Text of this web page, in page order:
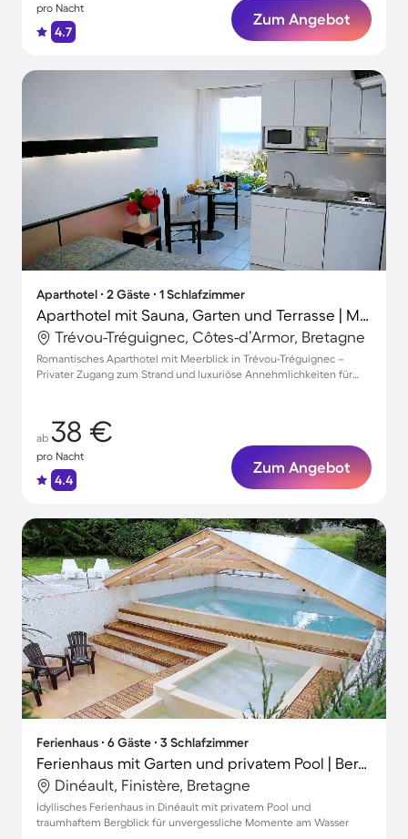
pro Nacht
4.7
Zum Angebot
Aparthotel ∙ 2 Gäste ∙ 1 Schlafzimmer
Aparthotel mit Sauna, Garten und Terrasse | Meerblick | Ideal für Homeoffice
Trévou-Tréguignec, Côtes-d’Armor, Bretagne
Romantisches Aparthotel mit Meerblick in Trévou-Tréguignec –
Privater Zugang zum Strand und luxuriöse Annehmlichkeiten für
ab 38 €
pro Nacht
4.4
Zum Angebot
Ferienhaus ∙ 6 Gäste ∙ 3 Schlafzimmer
Ferienhaus mit Garten und privatem Pool | Bergblick
Dinéault, Finistère, Bretagne
Idyllisches Ferienhaus in Dinéault mit privatem Pool und
traumhaftem Bergblick für unvergessliche Momente am Wasser